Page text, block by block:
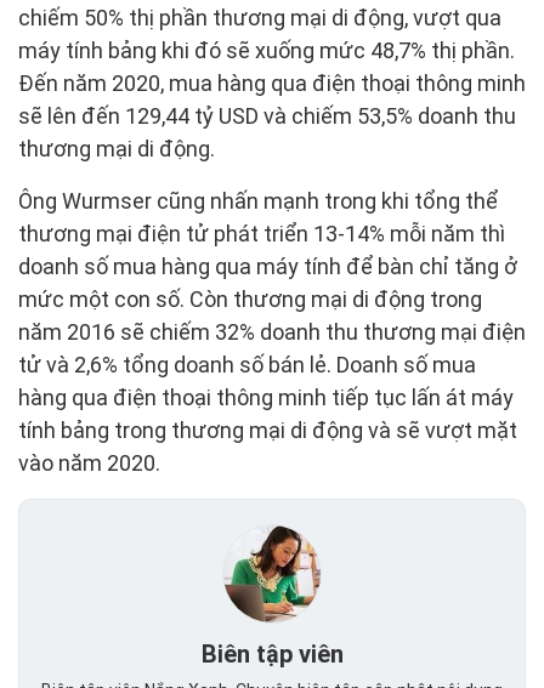
chiếm 50% thị phần thương mại di động, vượt qua
máy tính bảng khi đó sẽ xuống mức 48,7% thị phần.
Đến năm 2020, mua hàng qua điện thoại thông minh
sẽ lên đến 129,44 tỷ USD và chiếm 53,5% doanh thu
thương mại di động.
Ông Wurmser cũng nhấn mạnh trong khi tổng thể
thương mại điện tử phát triển 13-14% mỗi năm thì
doanh số mua hàng qua máy tính để bàn chỉ tăng ở
mức một con số. Còn thương mại di động trong
năm 2016 sẽ chiếm 32% doanh thu thương mại điện
tử và 2,6% tổng doanh số bán lẻ. Doanh số mua
hàng qua điện thoại thông minh tiếp tục lấn át máy
tính bảng trong thương mại di động và sẽ vượt mặt
vào năm 2020.
Biên tập viên